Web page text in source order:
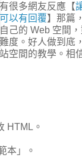
有很多網友反應【
可以有回覆】那篇
自己的 Web 空間
難度。好人做到底
站空間的教學。相
HTML。
本」。